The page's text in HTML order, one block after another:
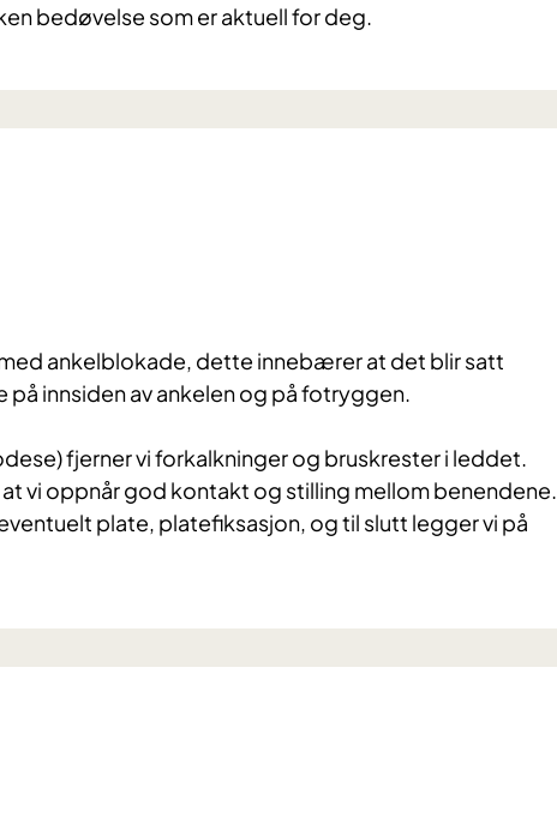
bedøvelse som er aktuell for deg.
ankelblokade, dette innebærer at det blir satt
innsiden av ankelen og på fotryggen.
fjerner vi forkalkninger og bruskrester i leddet.
vi oppnår god kontakt og stilling mellom benendene.
plate, platefiksasjon, og til slutt legger vi på